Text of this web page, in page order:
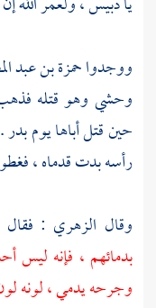
ووجدواحمزة بن عبد
وحشي وهو قتله
حين قتل أباها يومبدر
رأسه بدت قدماه ،
وقال الزهري :
بدمائهم ، فإنه ليس
وجرحه يدمي ، لونه